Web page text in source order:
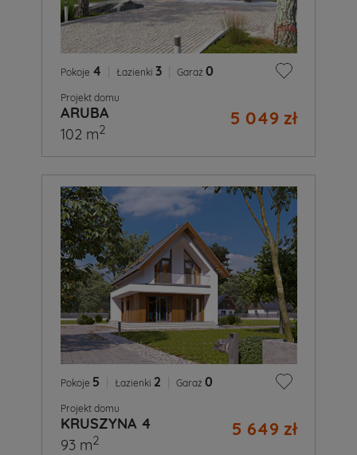
Pokoje 4 Łazienki 3 Garaż 0
Projekt domu
ARUBA 5 049 zł
102 m2
Pokoje 5 Łazienki 2 Garaż 0
Projekt domu
KRUSZYNA 4 5 649 zł
93 m2